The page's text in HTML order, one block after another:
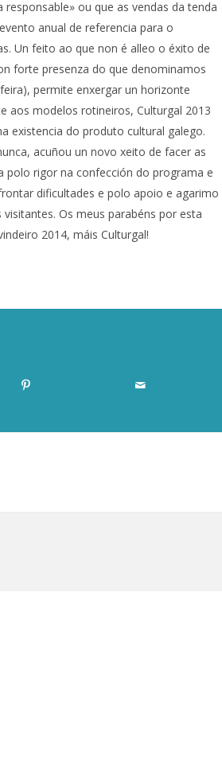
ou que as vendas da tenda
anual de referencia para o
Un feito ao que non é alleo o éxito de
forte presenza do que denominamos
permite enxergar un horizonte
aos modelos rotineiros, Culturgal 2013
existencia do produto cultural galego.
acuñou un novo xeito de facer as
polo rigor na confección do programa e
dificultades e polo apoio e agarimo
Os meus parabéns por esta
2014, máis Culturgal!